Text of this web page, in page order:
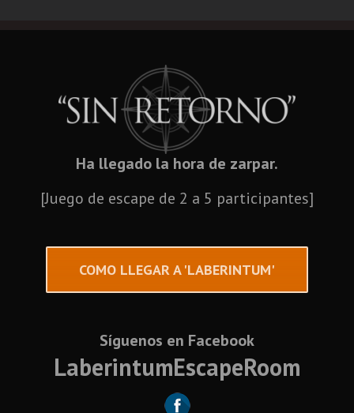
Ha llegado la hora de zarpar.
[Juego de escape de 2 a 5 participantes]
COMO LLEGAR A 'LABERINTUM'
Síguenos en Facebook
LaberintumEscapeRoom